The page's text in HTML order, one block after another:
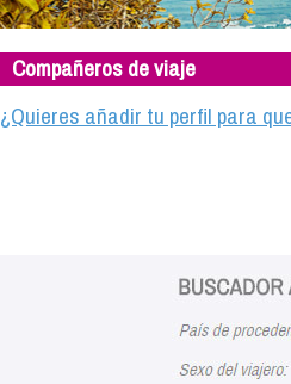
Compañeros de viaje
¿Quieres añadir tu perfil para